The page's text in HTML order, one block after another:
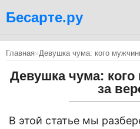
Бесарте.ру
Главная»Девушка чума: кого
Девушка чума:
за
В этой статье мы